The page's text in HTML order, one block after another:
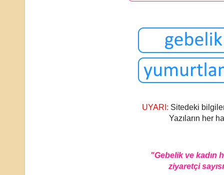
UYARI: Sitedeki
Yazıların her
"Gebelik ve kadın
ziyaretçi